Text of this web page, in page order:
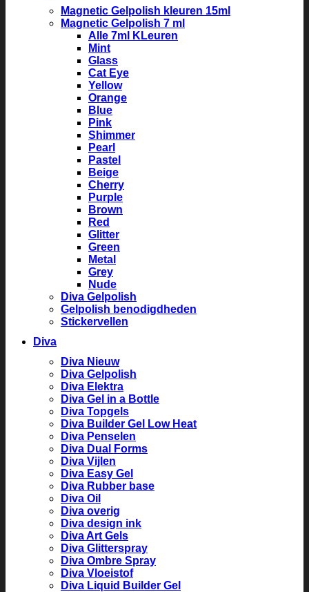
Magnetic Gelpolish kleuren 15ml
Magnetic Gelpolish 7 ml
Alle 7ml KLeuren
Mint
Glass
Cat Eye
Yellow
Orange
Blue
Pink
Shimmer
Pearl
Pastel
Beige
Cherry
Purple
Brown
Red
Glitter
Green
Metal
Grey
Nude
Diva Gelpolish
Gelpolish benodigdheden
Stickervellen
Diva
Diva Nieuw
Diva Gelpolish
Diva Elektra
Diva Gel in a Bottle
Diva Topgels
Diva Builder Gel Low Heat
Diva Penselen
Diva Dual Forms
Diva Vijlen
Diva Easy Gel
Diva Rubber base
Diva Oil
Diva overig
Diva design ink
Diva Art Gels
Diva Glitterspray
Diva Ombre Spray
Diva Vloeistof
Diva Liquid Builder Gel